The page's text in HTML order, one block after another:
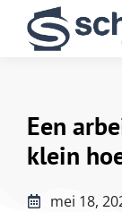
Een
klein
mei 18,